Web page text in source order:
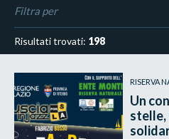
Filtra per
Risultati trovati: 198
RISERVA
Un
stelle,